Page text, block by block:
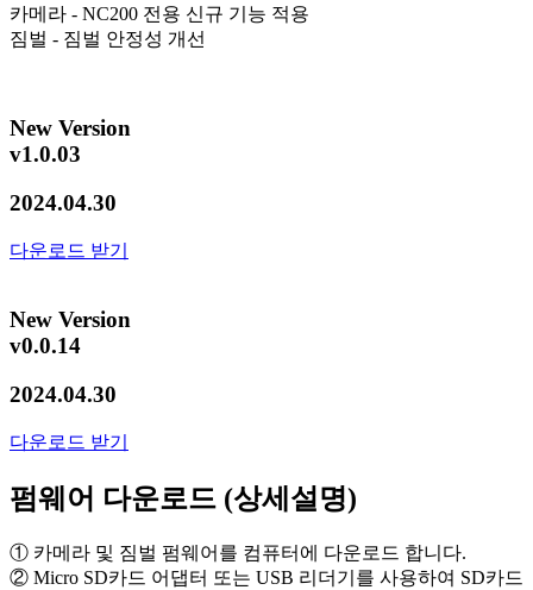
카메라 - NC200 전용 신규 기능 적용
짐벌 - 짐벌 안정성 개선
New Version
v1.0.03
2024.04.30
다운로드 받기
New Version
v0.0.14
2024.04.30
다운로드 받기
펌웨어 다운로드 (상세설명)
① 카메라 및 짐벌 펌웨어를 컴퓨터에 다운로드 합니다.
② Micro SD카드 어댑터 또는 USB 리더기를 사용하여 SD카드